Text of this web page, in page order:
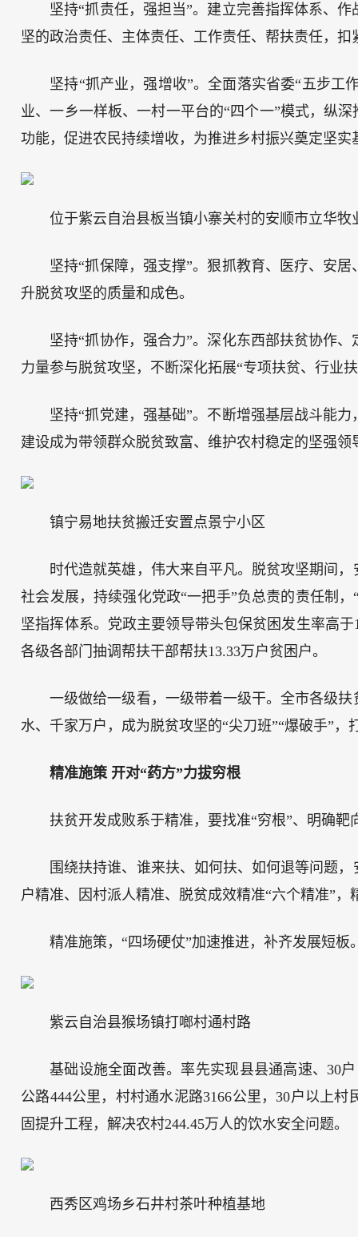
坚持“抓责任，强担当”。建立完善指挥体系、
坚的政治责任、主体责任、工作责任、帮扶责任，
坚持“抓产业，强增收”。全面落实省委“五步工
业、一乡一样板、一村一平台的“四个一”模式，纵
功能，促进农民持续增收，为推进乡村振兴奠定坚实
位于紫云自治县板当镇小寨关村的安顺市立华牧
坚持“抓保障，强支撑”。狠抓教育、医疗、安
升脱贫攻坚的质量和成色。
坚持“抓协作，强合力”。深化东西部扶贫协作
力量参与脱贫攻坚，不断深化拓展“专项扶贫、行业
坚持“抓党建，强基础”。不断增强基层战斗能
建设成为带领群众脱贫致富、维护农村稳定的坚强
镇宁易地扶贫搬迁安置点景宁小区
时代造就英雄，伟大来自平凡。脱贫攻坚期间
社会发展，持续强化党政“一把手”负总责的责任制
坚指挥体系。党政主要领导带头包保贫困发生率高
各级各部门抽调帮扶干部帮扶13.33万户贫困户。
一级做给一级看，一级带着一级干。全市各级
水、千家万户，成为脱贫攻坚的“尖刀班”“爆破手”，
精准施策 开对“药方”力拔穷根
扶贫开发成败系于精准，要找准“穷根”、明确
围绕扶持谁、谁来扶、如何扶、如何退等问题
户精准、因村派人精准、脱贫成效精准“六个精准”
精准施策，“四场硬仗”加速推进，补齐发展短板
紫云自治县猴场镇打啷村通村路
基础设施全面改善。率先实现县县通高速、30
公路444公里，村村通水泥路3166公里，30户以上
固提升工程，解决农村244.45万人的饮水安全问题。
西秀区鸡场乡石井村茶叶种植基地